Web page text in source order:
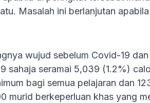
Masalah ini berlanjutan
wujud sebelum Covid-19
sahaja seramai 5,039 (1.2%)
bagi semua pelajaran dan
murid berkeperluan khas yang